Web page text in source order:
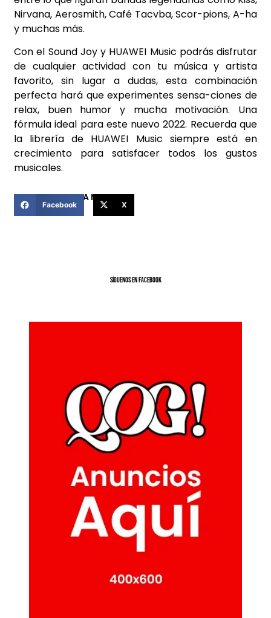
Nirvana, Aerosmith, Café Tacvba, Scor-pions, A-ha
y muchas más.
Con el Sound Joy y HUAWEI Music podrás disfrutar
de cualquier actividad con tu música y artista
favorito, sin lugar a dudas, esta combinación
perfecta hará que experimentes sensa-ciones de
relax, buen humor y mucha motivación. Una
fórmula ideal para este nuevo 2022. Recuerda que
la librería de HUAWEI Music siempre está en
crecimiento para satisfacer todos los gustos
musicales.
COMPARTIR ESTA NOTICIA
Facebook X
SíGUENOS EN FACEBOOK